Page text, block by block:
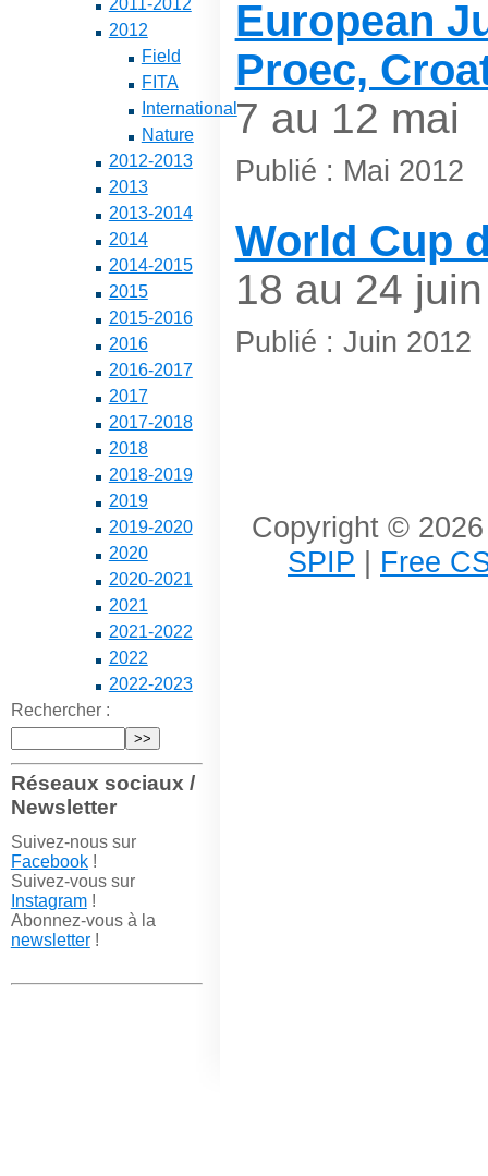
2011-2012
2012
Field
FITA
International
Nature
2012-2013
2013
2013-2014
2014
2014-2015
2015
2015-2016
2016
2016-2017
2017
2017-2018
2018
2018-2019
2019
2019-2020
2020
2020-2021
2021
2021-2022
2022
2022-2023
Rechercher :
Réseaux sociaux /
Newsletter
Suivez-nous sur
Facebook!
Suivez-vous sur
Instagram!
Abonnez-vous à la
newsletter!
European
Proec,
7 au 12 mai
Publié : Mai 2012
World Cup
18 au 24 juin
Publié : Juin 2012
Copyright ©
SPIP | Free